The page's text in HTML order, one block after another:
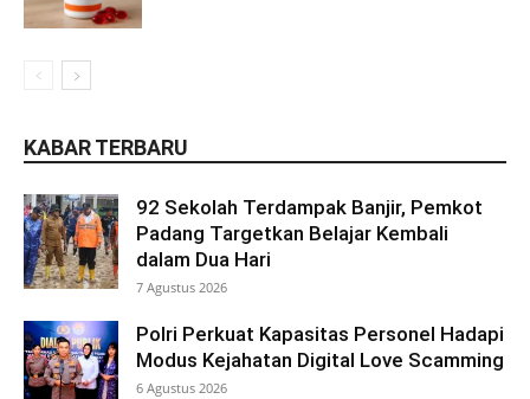
KABAR TERBARU
92 Sekolah Terdampak Banjir, Pemkot
Padang Targetkan Belajar Kembali
dalam Dua Hari
7 Agustus 2026
Polri Perkuat Kapasitas Personel Hadapi
Modus Kejahatan Digital Love Scamming
6 Agustus 2026